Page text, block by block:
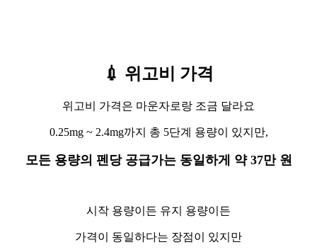
💉 위고비 가격
위고비 가격은 마운자로랑 조금 달라요
0.25mg ~ 2.4mg까지 총 5단계 용량이 있지만,
모든 용량의 펜당 공급가는 동일하게 약 37만 원
시작 용량이든 유지 용량이든
가격이 동일하다는 장점이 있지만